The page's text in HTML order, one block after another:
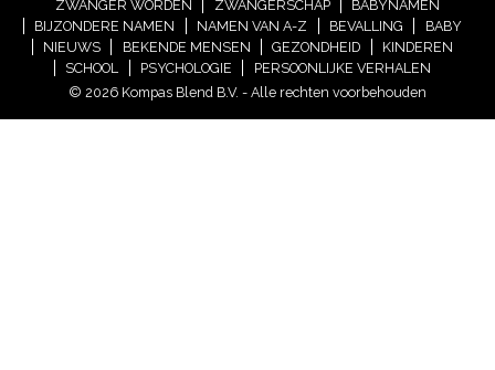
ZWANGER WORDEN ZWANGERSCHAP
BABYNAMEN
BIJZONDERE NAMEN
NAMEN VAN A-Z BEVALLING
BABY
NIEUWS
BEKENDE MENSEN GEZONDHEID
KINDEREN
SCHOOL
PSYCHOLOGIE
PERSOONLIJKE VERHALEN
© 2026 Kompas Blend B.V. - Alle rechten voorbehouden